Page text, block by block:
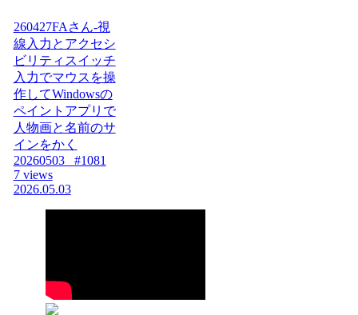
260427FAさん-視
線入力とアクセシ
ビリティスイッチ
入力でマウスを操
作してWindowsの
ペイントアプリで
人物画と名前のサ
インをかく
20260503_ #1081
7 views
2026.05.03